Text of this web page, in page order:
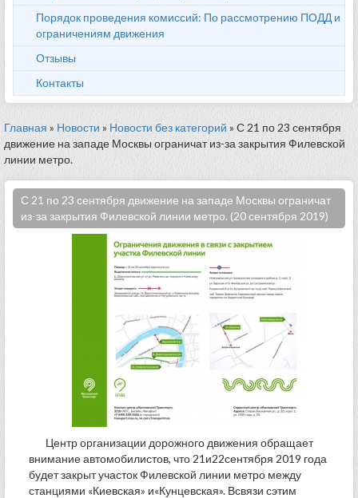
Порядок проведения комиссий: По рассмотрению ПОДД и
ограничениям движения
Отзывы
Контакты
Главная » Новости » Новости без категорий » С 21 по 23 сентября
движение на западе Москвы ограничат из-за закрытия Филевской
линии метро.
С 21 по 23 сентября движение на западе Москвы ограничат
из-за закрытия Филевской линии метро. (20 сентября 2019)
Центр организации дорожного движения обращает
внимание автомобилистов, что 21и22сентября 2019 года
будет закрыт участок Филевской линии метро между
станциями «Киевская» и«Кунцевская». Всвязи сэтим